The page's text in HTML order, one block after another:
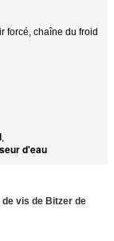
forcé, chaîne du froid
,
d'eau
vis de Bitzer de